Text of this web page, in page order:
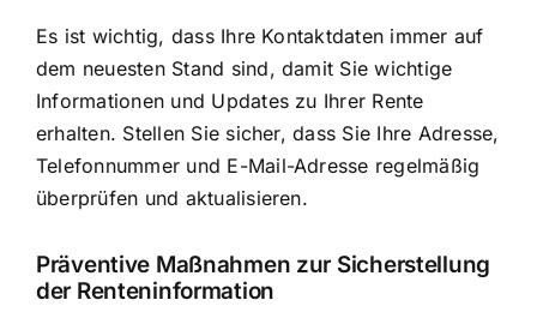
Es ist wichtig, dass Ihre Kontaktdaten immer auf
dem neuesten Stand sind, damit Sie wichtige
Informationen und Updates zu Ihrer Rente
erhalten. Stellen Sie sicher, dass Sie Ihre Adresse,
Telefonnummer und E-Mail-Adresse regelmäßig
überprüfen und aktualisieren.
Präventive Maßnahmen zur Sicherstellung
der Renteninformation